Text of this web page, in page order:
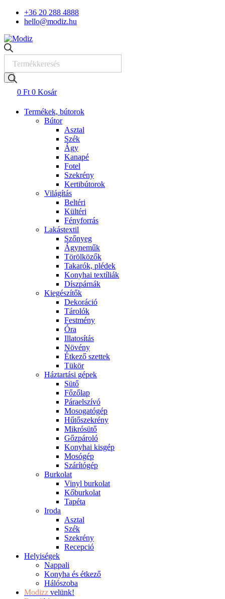
Skip
+36 20 288 4888
hello@modiz.hu
search
0 Ft 0 Kosár
Termékek, bútorok
Bútor
Asztal
Szék
Ágy
Kanapé
Fotel
Szekrény
Kertibútorok
Világítás
Beltéri
Kültéri
Fényforrás
Lakástextil
Szőnyeg
Ágyneműk
Törölközők
Takarók, plédek
Konyhai textíliák
Díszpárnák
Kiegészítők
Dekoráció
Tárolók
Festmény
Óra
Illatosítás
Növény
Étkező szettek
Tükör
Háztartási gépek
Sütő
Főzőlap
Páraelszívó
Mosogatógép
Hűtőszekrény
Mikrósütő
Gőzpároló
Konyhai kisgép
Mosógép
Szárítógép
Burkolat
Vinyl burkolat
Kőburkolat
Tapéta
Iroda
Asztal
Szék
Szekrény
Recepció
Helyiségek
Nappali
Konyha és étkező
Hálószoba
Modizz velünk!